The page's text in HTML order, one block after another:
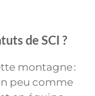
de SCI ?
montagne :
peu comme